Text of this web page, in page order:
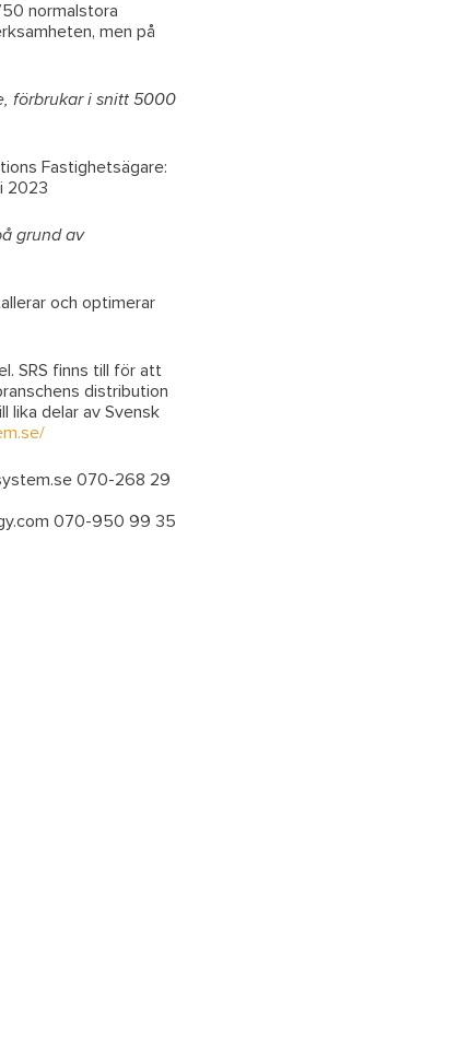
normalstora
men på
förbrukar i snitt 5000
Fastighetsägare:
2023
grund av
och optimerar
SRS finns till för att
distribution
lika delar av Svensk
070-268 29
070-950 99 35